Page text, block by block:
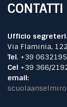
CONTATTI
Ufficio
Via Flaminia,
Tel. +39
Cel +39 366/
email: